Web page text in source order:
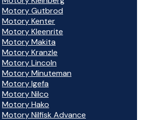
Motory Gutbrod
Motory Kenter
Motory Kleenrite
Motory Makita
Motory Kranzle
Motory Lincoln
Motory Minuteman
Motory Igefa
Motory Nilco
Motory Hako
Motory Nilfisk Advance